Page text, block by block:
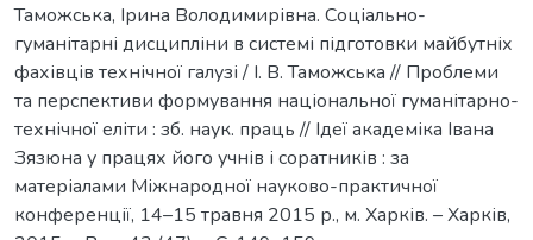
Таможська, Ірина Володимирівна. Соціально-
гуманітарні дисципліни в системі підготовки майбутніх
фахівців технічної галузі / І. В. Таможська // Проблеми
та перспективи формування національної гуманітарно-
технічної еліти : зб. наук. праць // Ідеї академіка Івана
Зязюна у працях його учнів і соратників : за
матеріалами Міжнародної науково-практичної
конференції, 14–15 травня 2015 р., м. Харків. – Харків,